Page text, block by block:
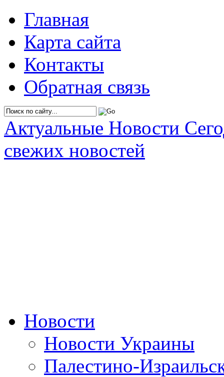
Главная
Карта сайта
Контакты
Обратная связь
Актуальные Новости
свежих новостей
Новости
Новости Украины
Палестино-